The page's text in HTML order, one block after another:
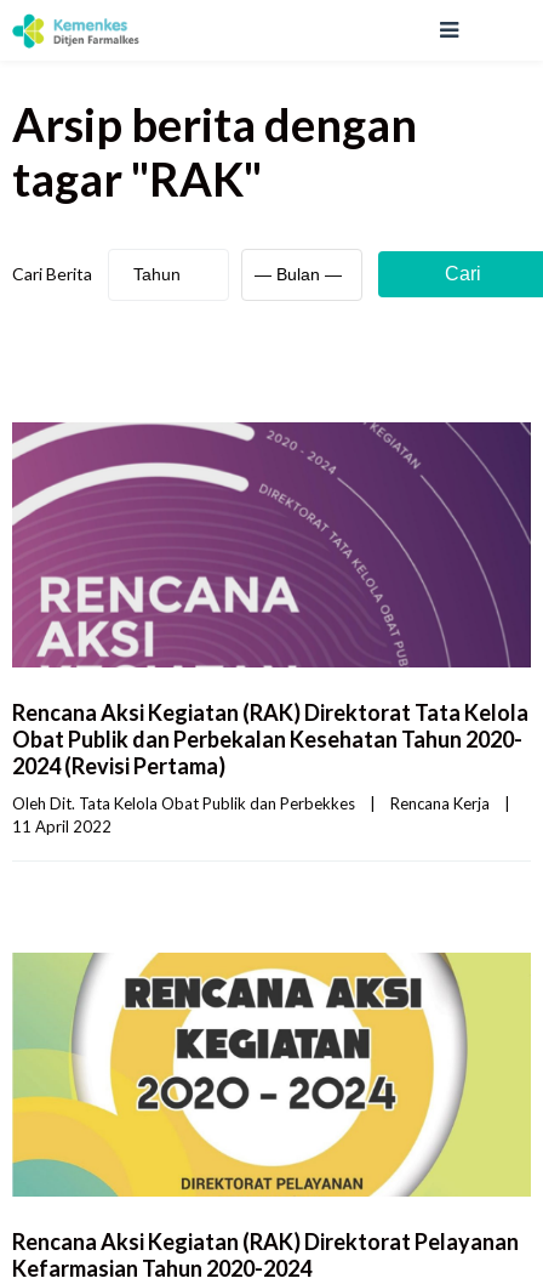
Arsip berita dengan
tagar "RAK"
Cari Berita Cari
Rencana Aksi Kegiatan (RAK) Direktorat Tata Kelola
Obat Publik dan Perbekalan Kesehatan Tahun 2020-
2024 (Revisi Pertama)
Oleh Dit. Tata Kelola Obat Publik dan Perbekkes Rencana Kerja
11 April 2022
Rencana Aksi Kegiatan (RAK) Direktorat Pelayanan
Kefarmasian Tahun 2020-2024